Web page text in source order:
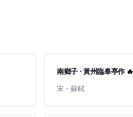
南鄉子 · 黃州臨皋亭作 🔥
宋 - 蘇軾